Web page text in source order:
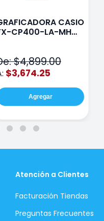
CASIO
CP400-LA-MH
$4,899.00
$3,674.25
Agregar
Atención a Clientes
Facturación Tiendas
Preguntas Frecuentes